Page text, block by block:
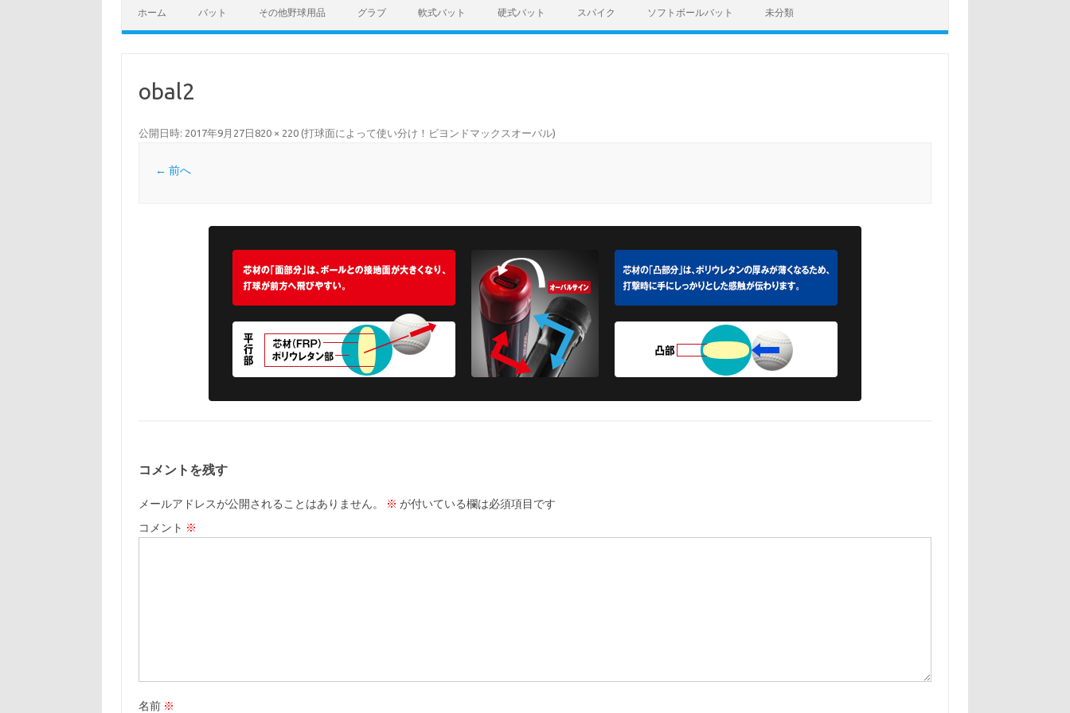
ホーム バット その他野球用品 グラブ 軟式バット 硬式バット スパイク ソフトボールバット 未分類
obal2
公開日時: 2017年9月27日 820 × 220(打球面によって使い分け！ビヨンドマックスオーバル)
← 前へ
コメントを残す
メールアドレスが公開されることはありません。 ※ が付いている欄は必須項目です
コメント ※
名前 ※